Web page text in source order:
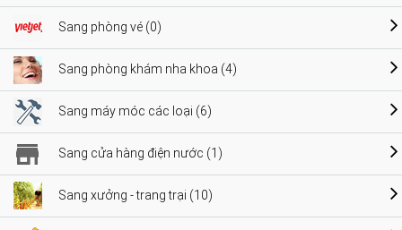
Sang phòng vé (0)
Sang phòng khám nha khoa (4)
Sang máy móc các loại (6)
Sang cửa hàng điện nước (1)
Sang xưởng - trang trại (10)